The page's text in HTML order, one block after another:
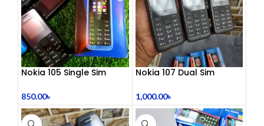
Nokia 105 Single Sim
850.00৳
Nokia 107 Dual Sim
1,000.00৳